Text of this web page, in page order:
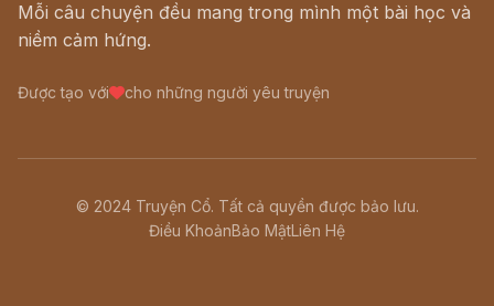
Mỗi câu chuyện đều mang trong mình một bài học và
niềm cảm hứng.
Được tạo với cho những người yêu truyện
© 2024 Truyện Cổ. Tất cả quyền được bảo lưu.
Điều KhoảnBảo MậtLiên Hệ